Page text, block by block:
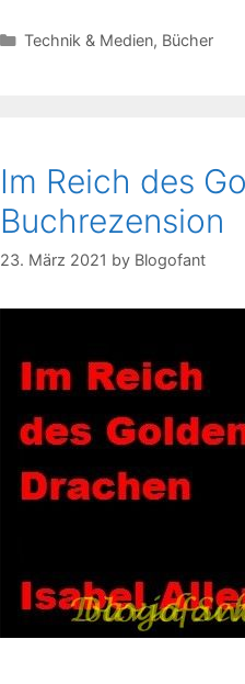
Kategorien
Technik & Medien, Bücher
Im Reich des
Buchrezension
23. März 2021 by Blogofant